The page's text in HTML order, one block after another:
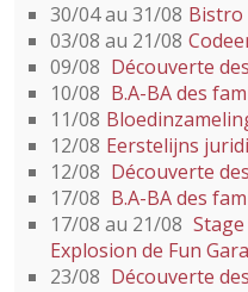
30/04 au 31/08 Bistro
03/08 au 21/08
09/08 Découverte
10/08 B.A-BA des
11/08
12/08 Eerstelijns
12/08 Découverte
17/08 B.A-BA des
17/08 au 21/08
Explosion de Fun
23/08 Découverte